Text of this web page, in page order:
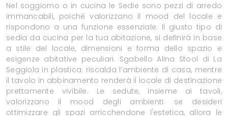
Nel soggiorno o in cucina le Sedie sono pezzi di arredo
immancabili, poiché valorizzano il mood del locale e
rispondono a una funzione essenziale. Il giusto tipo di
sedia da cucina per la tua abitazione, si definirà in base
a stile del locale, dimensioni e forma dello spazio e
esigenze abitative peculiari. Sgabello Alina Stool di La
Seggiola in plastica: riscalda l’ambiente di casa, mentre
il tavolo in abbinamento renderà il locale di destinazione
prettamente vivibile. Le sedute, insieme ai tavoli,
valorizzano il mood degli ambienti: se desideri
ottimizzare gli spazi arricchendone l'estetica, allora le